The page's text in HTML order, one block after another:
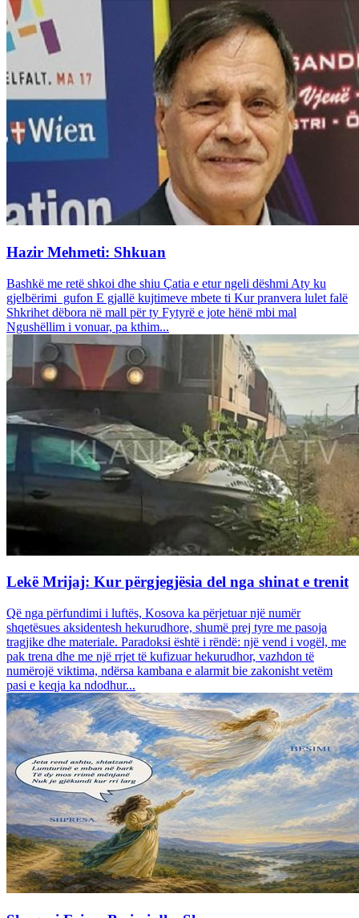
Hazir Mehmeti: Shkuan
Bashkë me retë shkoi dhe shiu Çatia e etur ngeli dëshmi Aty ku
gjelbërimi gufon E gjallë kujtimeve mbete ti Kur pranvera lulet falë
Shkrihet dëbora në mall për ty Fytyrë e jote hënë mbi mal
Ngushëllim i vonuar, pa kthim...
Lekë Mrijaj: Kur përgjegjësia del nga shinat e trenit
Që nga përfundimi i luftës, Kosova ka përjetuar një numër
shqetësues aksidentesh hekurudhore, shumë prej tyre me pasoja
tragjike dhe materiale. Paradoksi është i rëndë: një vend i vogël, me
pak trena dhe me një rrjet të kufizuar hekurudhor, vazhdon të
numërojë viktima, ndërsa kambana e alarmit bie zakonisht vetëm
pasi e keqja ka ndodhur...